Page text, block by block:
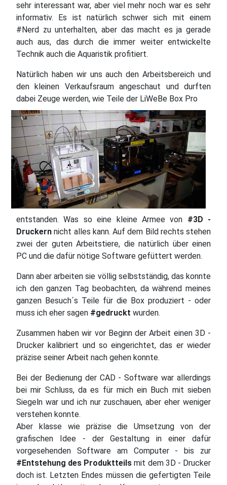
sehr interessant war, aber viel mehr noch war es sehr
informativ. Es ist natürlich schwer sich mit einem
#Nerd zu unterhalten, aber das macht es ja gerade
auch aus, das durch die immer weiter entwickelte
Technik auch die Aquaristik profitiert.
Natürlich haben wir uns auch den Arbeitsbereich und
den kleinen Verkaufsraum angeschaut und durften
dabei Zeuge werden, wie Teile der LiWeBe Box Pro
entstanden. Was so eine kleine Armee von #3D -
Druckern nicht alles kann. Auf dem Bild rechts stehen
zwei der guten Arbeitstiere, die natürlich über einen
PC und die dafür nötige Software gefüttert werden.
Dann aber arbeiten sie völlig selbstständig, das konnte
ich den ganzen Tag beobachten, da während meines
ganzen Besuch´s Teile für die Box produziert - oder
muss ich eher sagen #gedruckt wurden.
Zusammen haben wir vor Beginn der Arbeit einen 3D -
Drucker kalibriert und so eingerichtet, das er wieder
präzise seiner Arbeit nach gehen konnte.
Bei der Bedienung der CAD - Software war allerdings
bei mir Schluss, da es für mich ein Buch mit sieben
Siegeln war und ich nur zuschauen, aber eher weniger
verstehen konnte.
Aber klasse wie präzise die Umsetzung von der
grafischen Idee - der Gestaltung in einer dafür
vorgesehenden Software am Computer - bis zur
#Entstehung des Produktteils mit dem 3D - Drucker
doch ist. Letzten Endes müssen die gefertigten Teile